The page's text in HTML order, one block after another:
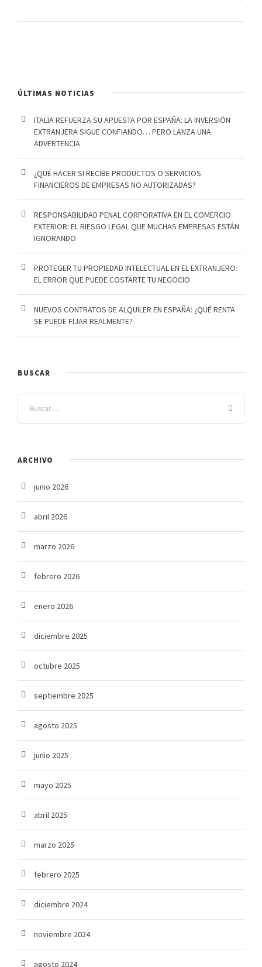
ÚLTIMAS NOTICIAS
ITALIA REFUERZA SU APUESTA POR ESPAÑA: LA INVERSIÓN
EXTRANJERA SIGUE CONFIANDO… PERO LANZA UNA
ADVERTENCIA
¿QUÉ HACER SI RECIBE PRODUCTOS O SERVICIOS
FINANCIEROS DE EMPRESAS NO AUTORIZADAS?
RESPONSABILIDAD PENAL CORPORATIVA EN EL COMERCIO
EXTERIOR: EL RIESGO LEGAL QUE MUCHAS EMPRESAS ESTÁN
IGNORANDO
PROTEGER TU PROPIEDAD INTELECTUAL EN EL EXTRANJERO:
EL ERROR QUE PUEDE COSTARTE TU NEGOCIO
NUEVOS CONTRATOS DE ALQUILER EN ESPAÑA: ¿QUÉ RENTA
SE PUEDE FIJAR REALMENTE?
BUSCAR
ARCHIVO
junio 2026
abril 2026
marzo 2026
febrero 2026
enero 2026
diciembre 2025
octubre 2025
septiembre 2025
agosto 2025
junio 2025
mayo 2025
abril 2025
marzo 2025
febrero 2025
diciembre 2024
noviembre 2024
agosto 2024